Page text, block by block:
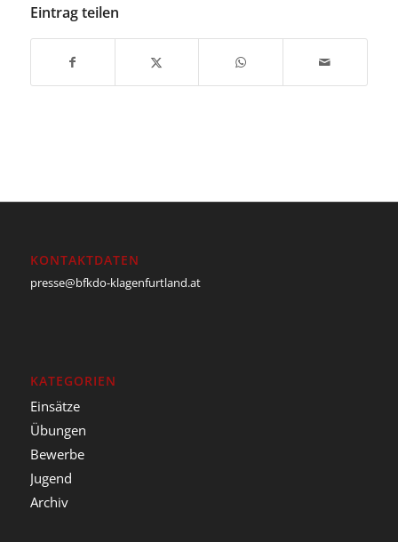
Eintrag teilen
KONTAKTDATEN
presse@bfkdo-klagenfurtland.at
KATEGORIEN
Einsätze
Übungen
Bewerbe
Jugend
Archiv